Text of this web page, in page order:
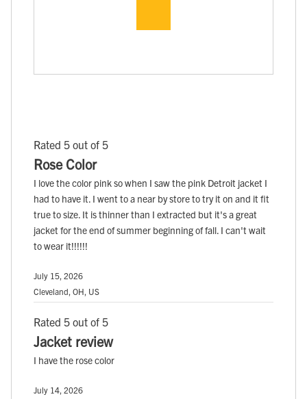
Rated 5 out of 5
Rose Color
I love the color pink so when I saw the pink Detroit jacket I
had to have it. I went to a near by store to try it on and it fit
true to size. It is thinner than I extracted but it's a great
jacket for the end of summer beginning of fall. I can't wait
to wear it!!!!!!
July 15, 2026
Cleveland, OH, US
Rated 5 out of 5
Jacket review
I have the rose color
July 14, 2026